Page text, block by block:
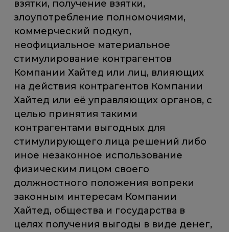
взятки, получение взятки,
злоупотребление полномочиями,
коммерческий подкуп,
неофициальное материальное
стимулирование контрагентов
Компании Хайтед или лиц, влияющих
на действия контрагентов Компании
Хайтед или её управляющих органов, с
целью принятия такими
контрагентами выгодных для
стимулирующего лица решений либо
иное незаконное использование
физическим лицом своего
должностного положения вопреки
законным интересам Компании
Хайтед, общества и государства в
целях получения выгоды в виде денег,